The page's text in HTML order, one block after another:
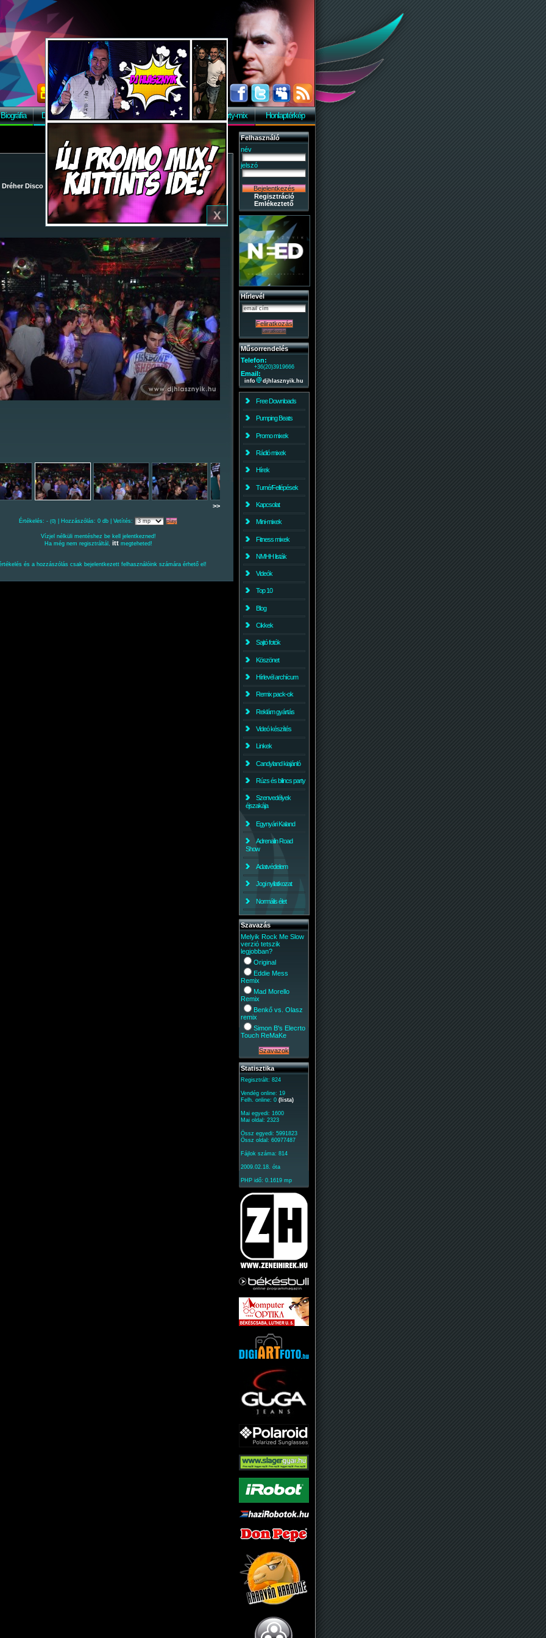
X
Biográfia Discográfia Képek Letöltés Vendégkönyv Party-mix Honlaptérkép
Dréher Disco 2009-12-12 - Party-mix Night Tour 2009. / 90
>>
Értékelés: - (0) | Hozzászólás: 0 db | Vetítés:
Vízjel nélküli mentéshez be kell jelentkezned!
Ha még nem regisztráltál, ittmegteheted!
és a hozzászólás csak bejelentkezett felhasználóink számára érhető el!
Felhasználó
név
jelszó
Regisztráció
Emlékeztető
Hírlevél
Műsorrendelés
Telefon:
+36(20)3919666
Email:
info djhlasznyik.hu
Free Downloads
Pumping Beats
Promo mixek
Rádió mixek
Hírek
Turné/Fellépések
Kapcsolat
Mini-mixek
Fitness mixek
NMHH listák
Videók
Top 10
Blog
Cikkek
Sajtó fotók
Köszönet
Hírlevél archícum
Remix pack-ok
Reklám gyártás
Videó készítés
Linkek
Candyland kiajánló
Rúzs és bilincs party
Szenvedélyek
éjszakája
Egynyári Kaland
Adrenalin Road
Show
Adatvédelem
Jogi nyilatkozat
Normális élet
Szavazás
Melyik Rock Me Slow
verzió tetszik
legjobban?
Original
Eddie Mess
Remix
Mad Morello
Remix
Benkő vs. Olasz
remix
Simon B's Elecrto
Touch ReMaKe
Statisztika
Regisztrált: 824
Vendég online: 19
Felh. online: 0 (lista)
Mai egyedi: 1600
Mai oldal: 2323
Össz egyedi: 5991823
Össz oldal: 60977487
Fájlok száma: 814
2009.02.18. óta
PHP idő: 0.1619 mp